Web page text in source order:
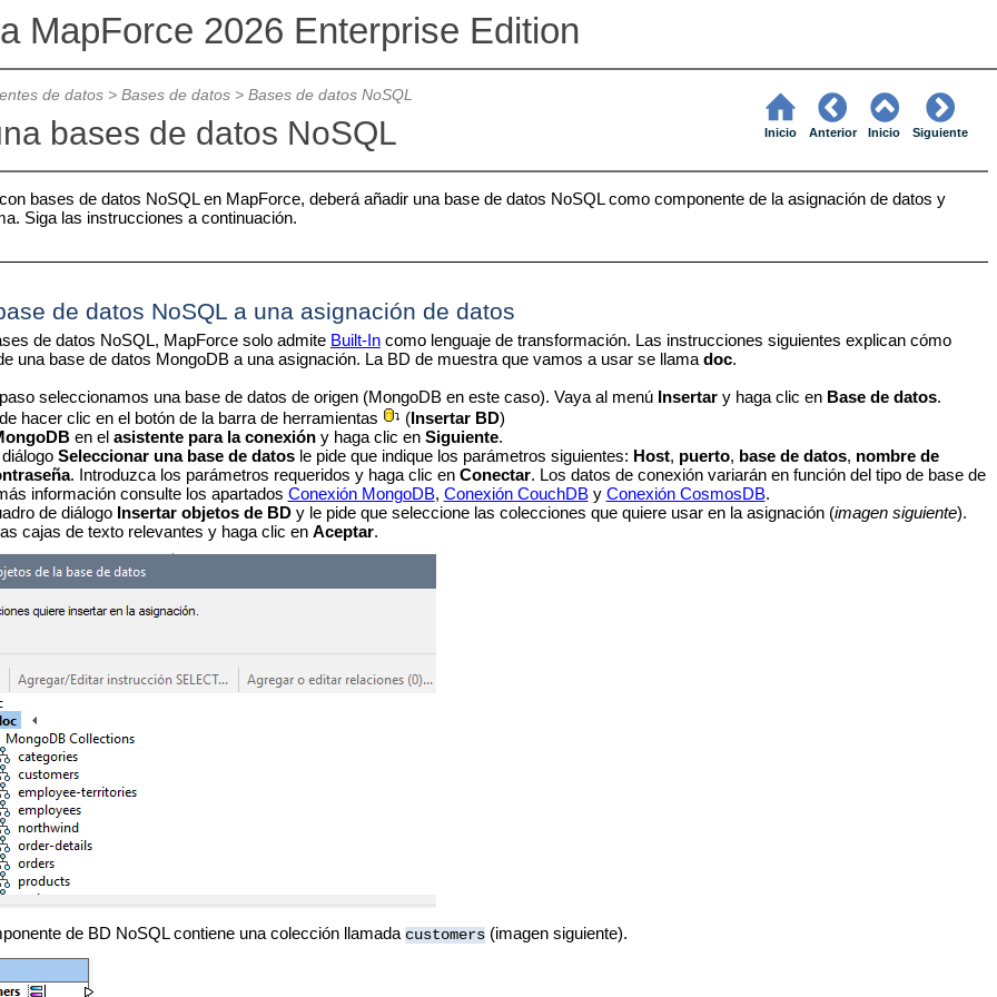
MapForce 2026 Enterprise Edition
de datos> Bases de datos> Bases de datos NoSQL
bases de datos NoSQL Inicio Anterior Inicio Siguiente
bases de datos NoSQL en MapForce, deberá añadir una base de datos NoSQL como componente de la asignación de datos y
Siga las instrucciones a continuación.
de datos NoSQL a una asignación de datos
de datos NoSQL, MapForce solo admite Built-Incomo lenguaje de transformación. Las instrucciones siguientes explican cómo
una base de datos MongoDB a una asignación. La BD de muestra que vamos a usar se llama doc.
seleccionamos una base de datos de origen (MongoDB en este caso). Vaya al menú Insertary haga clic en Base de datos.
hacer clic en el botón de la barra de herramientas
(Insertar BD)
en el asistente para la conexióny haga clic en Siguiente.
Seleccionar una base de datosle pide que indique los parámetros siguientes: Host, puerto, base de datos, nombre de
. Introduzca los parámetros requeridos y haga clic en Conectar. Los datos de conexión variarán en función del tipo de base de
información consulte los apartados Conexión MongoDB, Conexión CouchDBy Conexión CosmosDB.
de diálogo Insertar objetos de BDy le pide que seleccione las colecciones que quiere usar en la asignación (imagen siguiente).
cajas de texto relevantes y haga clic en Aceptar.
de BD NoSQL contiene una colección llamada customers(imagen siguiente).